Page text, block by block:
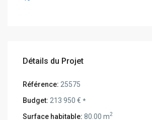
Détails du Projet
Référence: 25575
Budget: 213 950 €*
Surface habitable: 80.00 m2